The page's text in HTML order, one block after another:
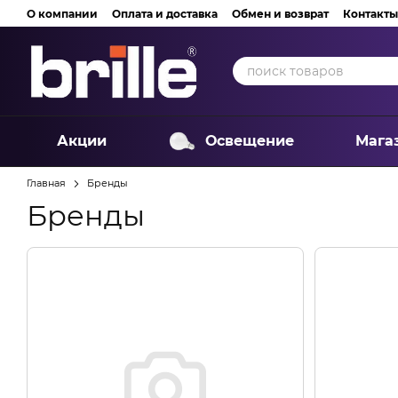
Перейти к основному контенту
О компании Оплата и доставка Обмен и возврат Контакты
Акции Освещение
Главная Бренды
Бренды